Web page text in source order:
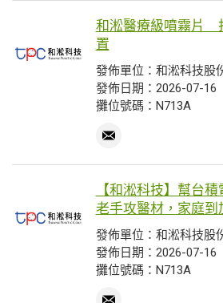
和淞醫療級噴霧片
置
發佈單位：和淞科技股
發佈日期：2026-07-16
攤位號碼：N713A
【和淞科技】幫台
老手攻醫材，家庭到
發佈單位：和淞科技股
發佈日期：2026-07-16
攤位號碼：N713A